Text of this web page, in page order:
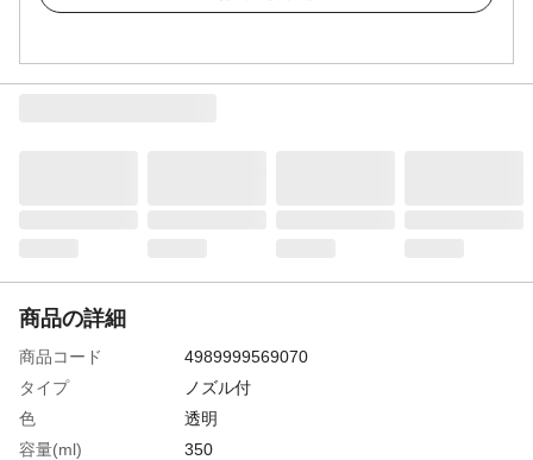
商品の詳細
商品コード
4989999569070
タイプ
ノズル付
色
透明
容量(ml)
350